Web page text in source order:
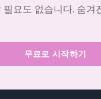
필요도 없습니다. 숨겨
무료로 시작하기